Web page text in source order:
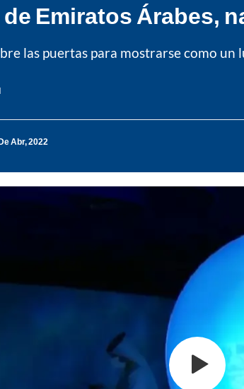
Emiratos Árabes,
las puertas para mostrarse como un
Abr, 2022